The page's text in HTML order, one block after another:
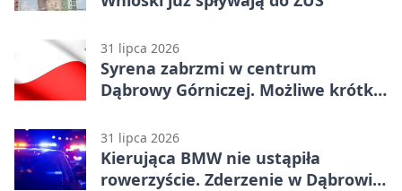
31 lipca 2026
Syrena zabrzmi w centrum
Dąbrowy Górniczej. Możliwe krótkie
31 lipca 2026
Kierująca BMW nie ustąpiła
rowerzyście. Zderzenie w Dąbrowie